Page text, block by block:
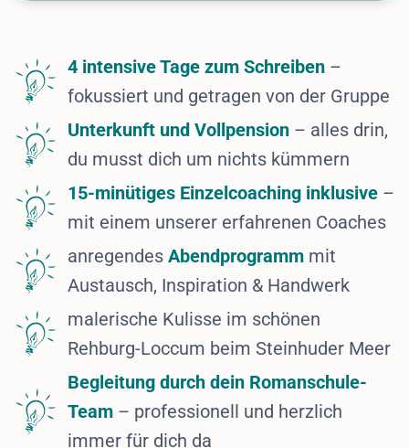
4 intensive Tage zum Schreiben –
fokussiert und getragen von der Gruppe
Unterkunft und Vollpension – alles drin,
du musst dich um nichts kümmern
15-minütiges Einzelcoaching inklusive –
mit einem unserer erfahrenen Coaches
anregendes Abendprogramm mit
Austausch, Inspiration & Handwerk
malerische Kulisse im schönen
Rehburg-Loccum beim Steinhuder Meer
Begleitung durch dein Romanschule-
Team – professionell und herzlich
immer für dich da